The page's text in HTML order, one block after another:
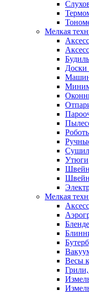
Мелкая
Доски
Утюги
Мелкая
Весы